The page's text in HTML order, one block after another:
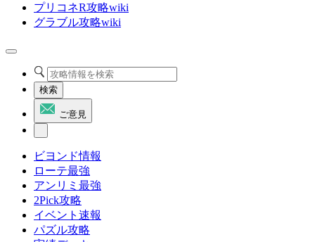
プリコネR攻略wiki
グラブル攻略wiki
検索
ご意見
ビヨンド情報
ローテ最強
アンリミ最強
2Pick攻略
イベント速報
パズル攻略